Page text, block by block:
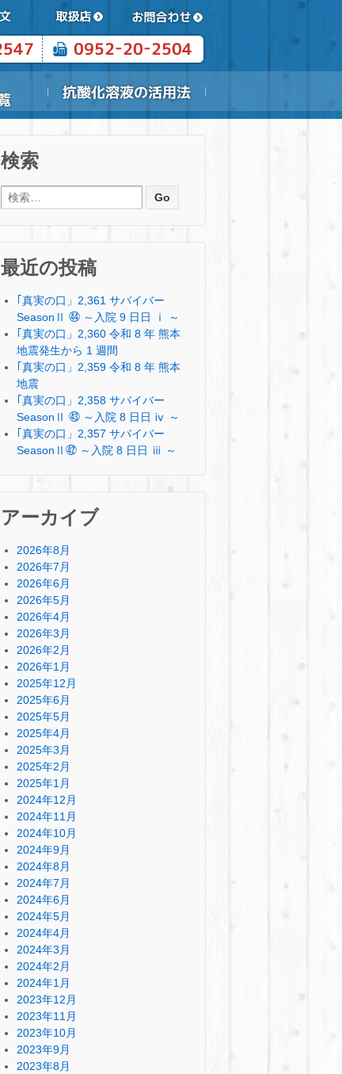
検索
検索:
最近の投稿
｢真実の口」2,361 サバイバー
SeasonⅡ ㊹ ～入院 9 日日 ⅰ ～
｢真実の口」2,360 令和 8 年 熊本
地震発生から 1 週間
｢真実の口」2,359 令和 8 年 熊本
地震
｢真実の口」2,358 サバイバー
SeasonⅡ ㊸ ～入院 8 日日 ⅳ ～
｢真実の口」2,357 サバイバー
SeasonⅡ㊷ ～入院 8 日日 ⅲ ～
アーカイブ
2026年8月
2026年7月
2026年6月
2026年5月
2026年4月
2026年3月
2026年2月
2026年1月
2025年12月
2025年6月
2025年5月
2025年4月
2025年3月
2025年2月
2025年1月
2024年12月
2024年11月
2024年10月
2024年9月
2024年8月
2024年7月
2024年6月
2024年5月
2024年4月
2024年3月
2024年2月
2024年1月
2023年12月
2023年11月
2023年10月
2023年9月
2023年8月